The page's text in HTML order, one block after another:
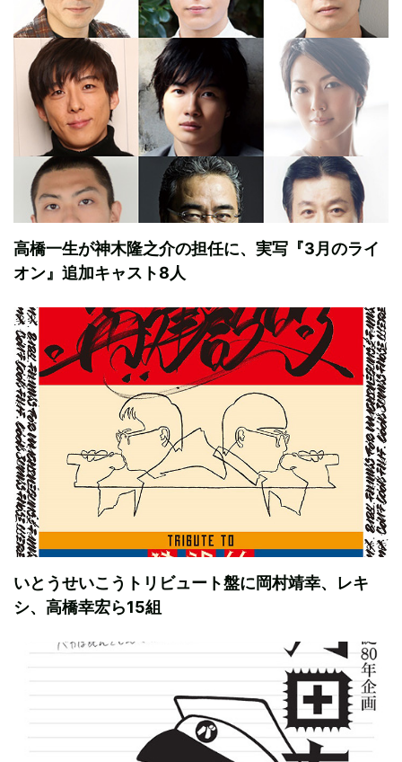
高橋一生が神木隆之介の担任に、実写『3月のライ
オン』追加キャスト8人
いとうせいこうトリビュート盤に岡村靖幸、レキ
シ、高橋幸宏ら15組